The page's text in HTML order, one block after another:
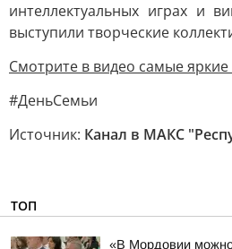
интеллектуальных играх и
выступили творческие
Смотрите в видео самые
#ДеньСемьи
Источник: Канал в МАКС
ТОП
«В Мордовии можно